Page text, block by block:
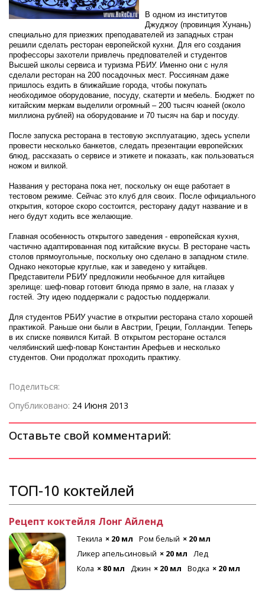
В одном из институтов
Джуджоу (провинция Хунань)
специально для приезжих преподавателей из западных стран
решили сделать ресторан европейской кухни. Для его создания
профессоры захотели привлечь предпователей и студентов
Высшей школы сервиса и туризма РБИУ. Именно они с нуля
сделали ресторан на 200 посадочных мест. Россиянам даже
пришлось ездить в ближайшие города, чтобы покупать
необходимое оборудование, посуду, скатерти и мебель. Бюджет по
китайским меркам выделили огромный – 200 тысяч юаней (около
миллиона рублей) на оборудование и 70 тысяч на бар и посуду.
После запуска ресторана в тестовую эксплуатацию, здесь успели
провести несколько банкетов, следать презентации европейских
блюд, рассказать о сервисе и этикете и показать, как пользоваться
ножом и вилкой.
Названия у ресторана пока нет, поскольку он еще работает в
тестовом режиме. Сейчас это клуб для своих. После официального
открытия, которое скоро состоится, ресторану дадут название и в
него будут ходить все желающие.
Главная особенность открытого заведения - европейская кухня,
частично адаптированная под китайские вкусы. В ресторане часть
столов прямоугольные, поскольку оно сделано в западном стиле.
Однако некоторые круглые, как и заведено у китайцев.
Представители РБИУ предложили необычное для китайцев
зрелище: шеф-повар готовит блюда прямо в зале, на глазах у
гостей. Эту идею поддержали с радостью поддержали.
Для студентов РБИУ участие в открытии ресторана стало хорошей
практикой. Раньше они были в Австрии, Греции, Голландии. Теперь
в их списке появился Китай. В открытом ресторане остался
челябинский шеф-повар Константин Арефьев и несколько
студентов. Они продолжат проходить практику.
Поделиться:
Опубликовано: 24 Июня 2013
Оставьте свой комментарий:
ТОП-10 коктейлей
Рецепт коктейля Лонг Айленд
Текила × 20 мл Ром белый × 20 мл
Ликер апельсиновый × 20 мл
Лед
Кола × 80 мл Джин × 20 мл Водка × 20 мл